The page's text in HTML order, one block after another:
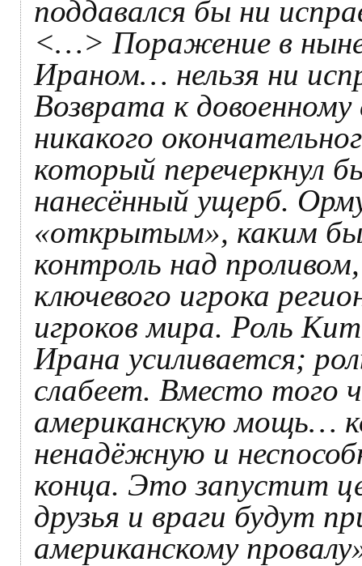
поддавался бы ни
<…> Поражение в
Ираном… нельзя ни
Возврата к
никакого
который перечеркнул
нанесённый ущерб.
«открытым», каким
контроль над
ключевого игрока
игроков мира. Роль
Ирана усиливается;
слабеет. Вместо того
американскую мощь…
ненадёжную и
конца. Это запустит
друзья и враги будут
американскому